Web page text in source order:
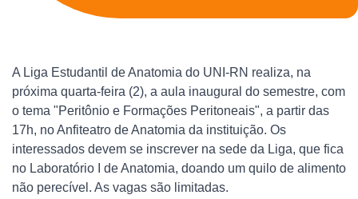
A Liga Estudantil de Anatomia do UNI-RN realiza, na
próxima quarta-feira (2), a aula inaugural do semestre, com
o tema "Peritônio e Formações Peritoneais", a partir das
17h, no Anfiteatro de Anatomia da instituição. Os
interessados devem se inscrever na sede da Liga, que fica
no Laboratório I de Anatomia, doando um quilo de alimento
não perecível. As vagas são limitadas.